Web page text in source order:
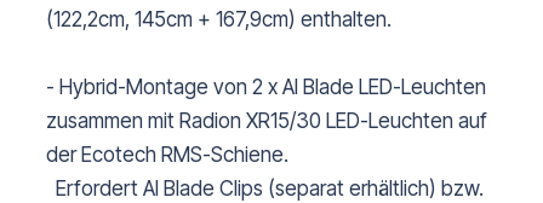
(122,2cm, 145cm + 167,9cm) enthalten.
- Hybrid-Montage von 2 x AI Blade LED-Leuchten
zusammen mit Radion XR15/30 LED-Leuchten auf
der Ecotech RMS-Schiene.
Erfordert AI Blade Clips (separat erhältlich) bzw.